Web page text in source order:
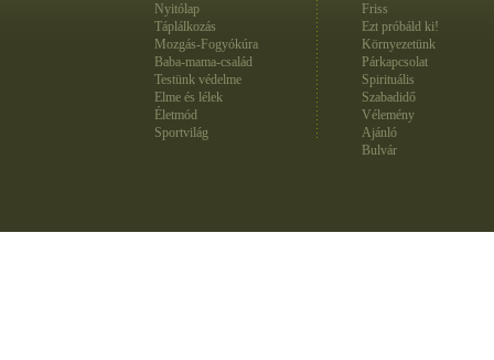
Nyitólap
Táplálkozás
Mozgás-Fogyókúra
Baba-mama-család
Testünk védelme
Elme és lélek
Életmód
Sportvilág
Friss
Ezt próbáld ki!
Környezetünk
Párkapcsolat
Spirituális
Szabadidő
Vélemény
Ajánló
Bulvár